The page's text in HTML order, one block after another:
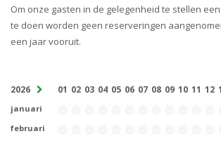
Om onze gasten in de gelegenheid te stellen
te doen worden geen reserveringen
een jaar vooruit.
2026 01 02 03 04 05 06 07 08 09 10 11 12
januari
februari